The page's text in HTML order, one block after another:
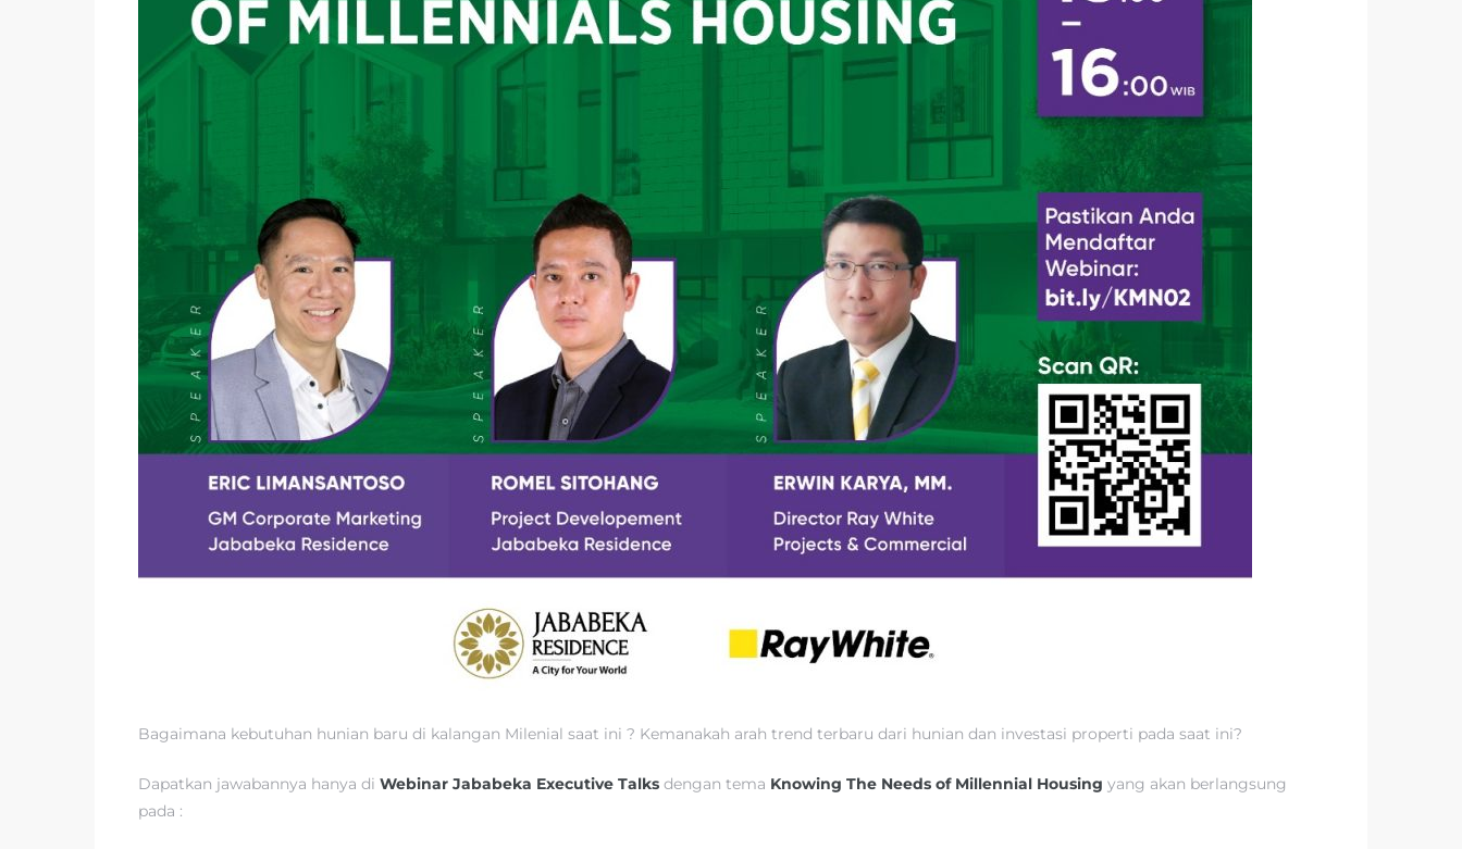
Bagaimana kebutuhan hunian baru di kalangan Milenial saat ini ? Kemanakah arah trend terbaru dari hunian dan investasi properti pada saat ini?
Dapatkan jawabannya hanya di Webinar Jababeka Executive Talks dengan tema Knowing The Needs of Millennial Housing yang akan berlangsung
pada :